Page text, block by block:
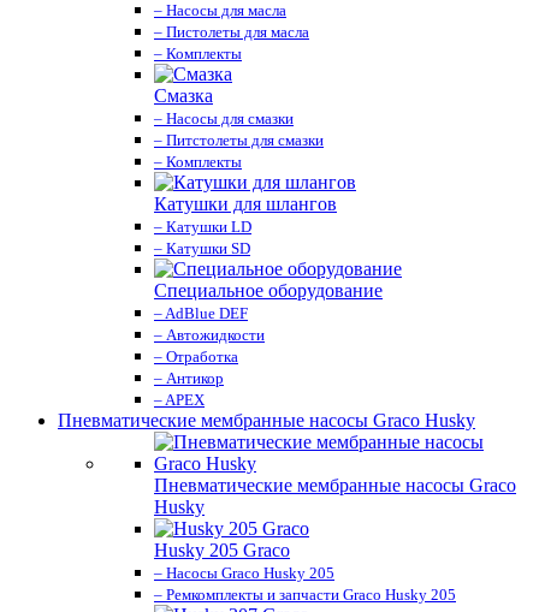
– Насосы для масла
– Пистолеты для масла
– Комплекты
Смазка
– Насосы для смазки
– Питстолеты для смазки
– Комплекты
Катушки для шлангов
– Катушки LD
– Катушки SD
Специальное оборудование
– AdBlue DEF
– Автожидкости
– Отработка
– Антикор
– APEX
Пневматические мембранные насосы Graco Husky
Пневматические мембранные насосы Graco
Husky
Husky 205 Graco
– Насосы Graco Husky 205
– Ремкомплекты и запчасти Graco Husky 205